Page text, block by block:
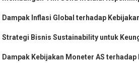
Dampak Inflasi Global terhadap
Strategi Bisnis Sustainability untuk
Dampak Kebijakan Moneter AS terhadap